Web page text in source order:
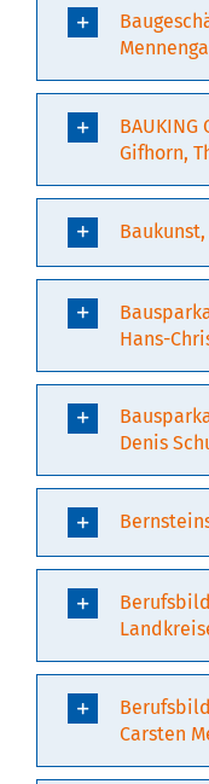
Mennenga
Gifhorn,
Hans-
Denis
Carsten